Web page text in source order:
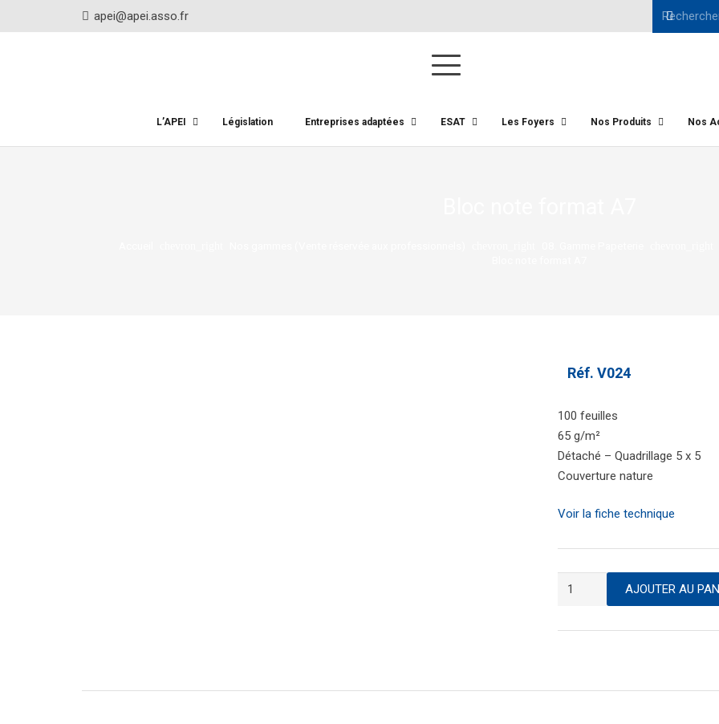
apei@apei.asso.fr
L’APEI Législation Entreprises adaptées ESAT Les Foyers Nos Produits Nos
Réf. V024
100 feuilles
65 g/m²
Détaché – Quadrillage 5 x 5
Couverture nature
Voir la fiche technique
quantité
AJOUTER AU